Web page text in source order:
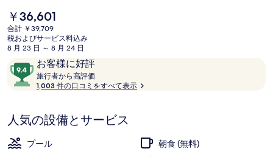
写
真
ギ
ャ
ラ
ー
現
在
の
料
は
￥36,601
￥36,601
合計 ￥39,709
税およびサービス料込み
8 月 23 日 ～ 8 月 24 日
口
コ
ミ
お客様に好評
10
段
階
9.4、
お
客
旅行者から高評価
行
ら
1,003 件の口コミをすべて表示
人気の設備とサービス
プール
朝食 (無料)